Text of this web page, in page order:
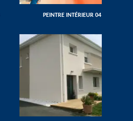
PEINTRE INTÉRIEUR 04